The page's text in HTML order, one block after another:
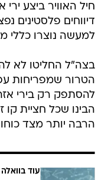
חיל האוויר ביצע
דיווחים פלסטינים
למעשה נוצרו כללי
בצה"ל החליטו לא
הטרור שמפריחות
להסתפק רק בירי
הבינו שכל חציית קו
הרבה יותר מצד
עוד בוואלה